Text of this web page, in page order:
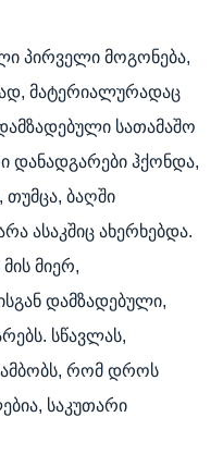
პირველი მოგონება,
მატერიალურადაც
სათამაშო
დანადგარები ჰქონდა,
თუმცა, ბაღში
ასაკშიც ახერხებდა.
მიერ,
დამზადებული,
სწავლას,
ამბობს, რომ დროს
საკუთარი